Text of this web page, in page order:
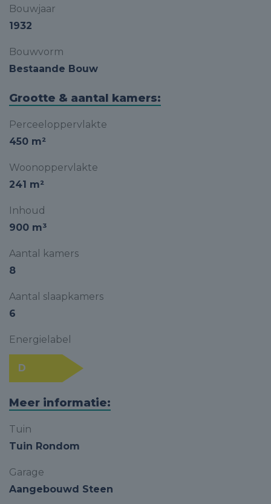
Bouwjaar
1932
Bouwvorm
Bestaande Bouw
Grootte & aantal kamers:
Perceeloppervlakte
450 m²
Woonoppervlakte
241 m²
Inhoud
900 m³
Aantal kamers
8
Aantal slaapkamers
6
Energielabel
D
Meer informatie:
Tuin
Tuin Rondom
Garage
Aangebouwd Steen